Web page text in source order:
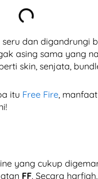
dan digandrungi
asing sama yang
skin, senjata,
itu Free Fire,
yang cukup
FF. Secara